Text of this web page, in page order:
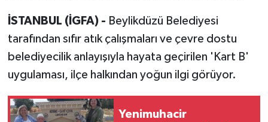
İSTANBUL (İGFA) - Beylikdüzü Belediyesi
tarafından sıfır atık çalışmaları ve çevre dostu
belediyecilik anlayışıyla hayata geçirilen 'Kart B'
uygulaması, ilçe halkından yoğun ilgi görüyor.
Yenimuhacir